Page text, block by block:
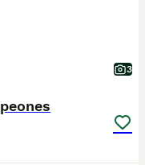
3